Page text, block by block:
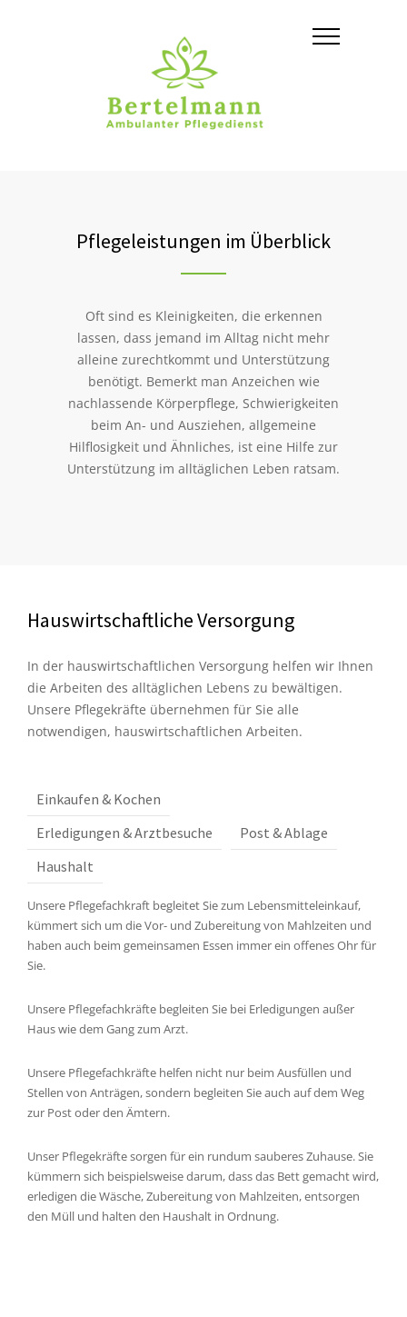
Pflegeleistungen im Überblick
Oft sind es Kleinigkeiten, die erkennen
lassen, dass jemand im Alltag nicht mehr
alleine zurechtkommt und Unterstützung
benötigt. Bemerkt man Anzeichen wie
nachlassende Körperpflege, Schwierigkeiten
beim An- und Ausziehen, allgemeine
Hilflosigkeit und Ähnliches, ist eine Hilfe zur
Unterstützung im alltäglichen Leben ratsam.
Hauswirtschaftliche Versorgung
In der hauswirtschaftlichen Versorgung helfen wir Ihnen
die Arbeiten des alltäglichen Lebens zu bewältigen.
Unsere Pflegekräfte übernehmen für Sie alle
notwendigen, hauswirtschaftlichen Arbeiten.
Einkaufen & Kochen
Erledigungen & Arztbesuche
Post & Ablage
Haushalt
Unsere Pflegefachkraft begleitet Sie zum Lebensmitteleinkauf,
kümmert sich um die Vor- und Zubereitung von Mahlzeiten und
haben auch beim gemeinsamen Essen immer ein offenes Ohr für
Sie.
Unsere Pflegefachkräfte begleiten Sie bei Erledigungen außer
Haus wie dem Gang zum Arzt.
Unsere Pflegefachkräfte helfen nicht nur beim Ausfüllen und
Stellen von Anträgen, sondern begleiten Sie auch auf dem Weg
zur Post oder den Ämtern.
Unser Pflegekräfte sorgen für ein rundum sauberes Zuhause. Sie
kümmern sich beispielsweise darum, dass das Bett gemacht wird,
erledigen die Wäsche, Zubereitung von Mahlzeiten, entsorgen
den Müll und halten den Haushalt in Ordnung.